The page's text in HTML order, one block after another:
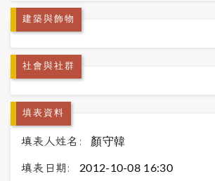
建築與飾物
社會與社群
填表資料
填表人姓名: 顏守韓
填表日期: 2012-10-08 16:30